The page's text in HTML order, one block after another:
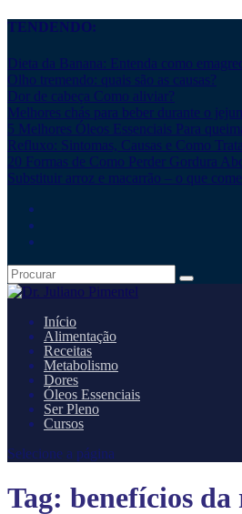
TENDENDO:
Dieta da Banana: Entenda como
Olho tremendo: quais são as causas?
Dor de cabeça Como aliviar?
Melhores chás para beber durante o
5 Melhores Óleos Essenciais Para
Refluxo: Sintomas, Causas e Como
20 Formas de Como Perder Gordura
Substituir arroz e macarrão – o que
Início
Alimentação
Receitas
Metabolismo
Dores
Óleos Essenciais
Ser Pleno
Cursos
Selecione a página
Tag: benefícios da